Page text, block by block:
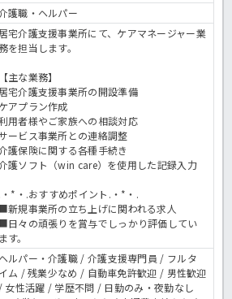
護職・ヘルパー
居宅介護支援事業所にて、ケアマネージャー業
を担当します。
【主な業務】
居宅介護支援事業所の開設準備
ケアプラン作成
用者様やご家族への相談対応
ービス事業所との連絡調整
護保険に関する各種手続き
護ソフト（win care）を使用した記録入力
.・*・.おすすめポイント.・*・.
■新規事業所の立ち上げに関われる求人
■日々の頑張りを賞与でしっかり評価してい
ます。
ヘルパー・介護職 / 介護支援専門員 / フルタ
イム / 残業少なめ / 自動車免許歓迎 / 男性歓迎
/ 女性活躍 / 学歴不問 / 日勤のみ・夜勤なし